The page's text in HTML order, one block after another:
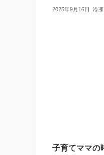
2025年9月16日 冷
子育てママの